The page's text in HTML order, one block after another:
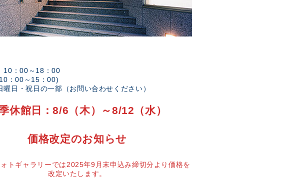
10：00～18：00
：00～15：00)
曜日・祝日の一部（お問い合わせください）
休館日：8/6（木）～8/12（水）
価格改定のお知らせ
トギャラリーでは2025年9月末申込み締切分より価格を
改定いたします。